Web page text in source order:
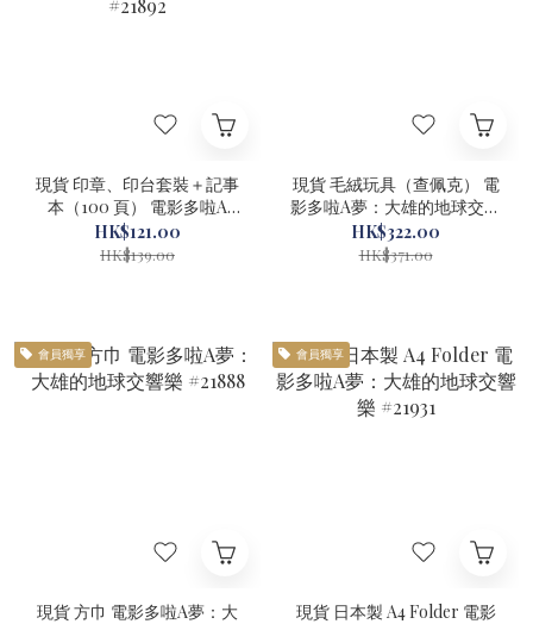
現貨 印章、印台套裝＋記事
本（100 頁） 電影多啦A
夢：大雄的地球交響樂
#21892
HK$121.00
HK$139.00
現貨 毛絨玩具（查佩克） 電
影多啦A夢：大雄的地球交響
樂 #21889
HK$322.00
HK$371.00
會員獨享
現貨 方巾 電影多啦A夢：大
會員獨享
現貨 日本製 A4 Folder 電影